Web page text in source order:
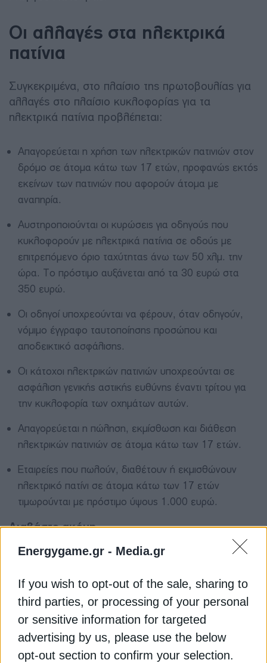
Energygame.gr - Media.gr
If you wish to opt-out of the sale, sharing to
third parties, or processing of your personal
or sensitive information for targeted
advertising by us, please use the below
opt-out section to confirm your selection.
Οι αλλαγές στα ηλεκτρικά
πατίνια
Συγκεκριμένα, στο πλαίσιο της πρωτοβουλίας για
αλλαγές στο πλαίσιο κυκλοφορίας για τα
ηλεκτρικά πατίνια προβλέπεται:
Απαγορεύεται η χρήση των ηλεκτρικών πατινιών στον
δρόμο σε άτομα κάτω των 17 ετών, προφανώς εκτός
εκείνων των πατινιών που αφορούν άτομα με
αναπηρία.
Αυστηροποιούνται οι κυρώσεις για οδηγούς που
κυκλοφορούν με ηλεκτρικά πατίνια σε οδούς με
επιτρεπόμενο όριο ταχύτητας άνω των 50 χλμ. την
ώρα. Το πρόστιμο αυξάνεται από τα 30 ευρώ στα
350 ευρώ.
Οι οδηγοί υποχρεούνται να φέρουν, όταν οδηγούν,
νόμιμο έγγραφο ταυτοποίησης προσώπου και
αποδεικτικό ασφάλισης.
Οι κάτοχοι ηλεκτρικών πατινιών υποχρεούνται σε
ασφάλιση γενικής αστικής ευθύνης έναντι τρίτου για
την κυκλοφορία των οχημάτων αυτών.
Απαγορεύεται η πώληση, εκμίσθωση και διάθεση
ηλεκτρικών πατινιών σε άτομα κάτω των 17 ετών.
Εταιρείες που πωλούν, διαθέτουν ή εκμισθώνουν
ηλεκτρικό πατίνι σε άτομα κάτω των 17 ετών
τιμωρούνται με πρόστιμο ύψους 1.000 ευρώ.
Διαβάστε ακόμη
κάτω των 17 ετών
Schneider Electric: Παρουσιάζει νέα σειρά για
έξυπνη φόρτιση ηλεκτρικών οχημάτων